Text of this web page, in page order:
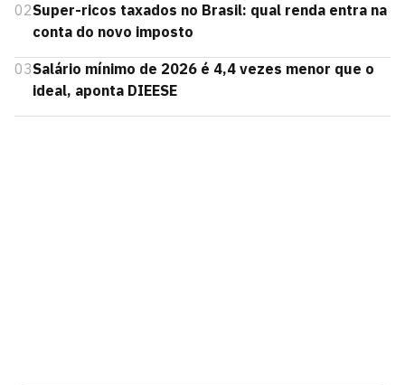
02Super-ricos taxados no Brasil: qual renda entra na
conta do novo imposto
03Salário mínimo de 2026 é 4,4 vezes menor que o
ideal, aponta DIEESE